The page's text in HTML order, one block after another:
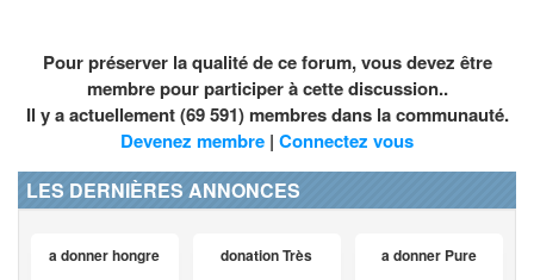
Pour préserver la qualité de ce forum, vous devez être
membre pour participer à cette discussion..
Il y a actuellement (69 591) membres dans la communauté.
Devenez membre | Connectez vous
LES DERNIÈRES ANNONCES
a donner hongre donation Très a donner Pure